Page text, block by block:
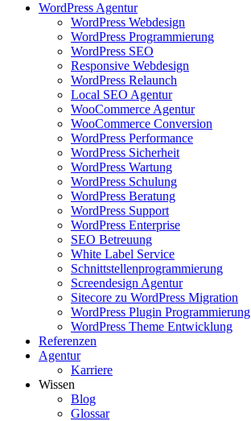
WordPress Agentur
WordPress Webdesign
WordPress Programmierung
WordPress SEO
Responsive Webdesign
WordPress Relaunch
Local SEO Agentur
WooCommerce Agentur
WooCommerce Conversion
WordPress Performance
WordPress Sicherheit
WordPress Wartung
WordPress Schulung
WordPress Beratung
WordPress Support
WordPress Enterprise
SEO Betreuung
White Label Service
Schnittstellenprogrammierung
Screendesign Agentur
Sitecore zu WordPress Migration
WordPress Plugin Programmierung
WordPress Theme Entwicklung
Referenzen
Agentur
Karriere
Wissen
Blog
Glossar